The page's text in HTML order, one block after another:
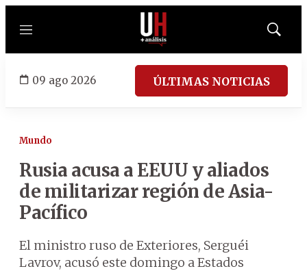
Menú
Mostrar
09 ago 2026 ÚLTIMAS NOTICIAS
Mundo
Rusia acusa a EEUU y aliados
de militarizar región de Asia-
Pacífico
El ministro ruso de Exteriores, Serguéi
Lavrov, acusó este domingo a Estados